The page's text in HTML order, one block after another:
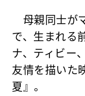
母親同士が
で、生まれる
ナ、ティビー
友情を描いた
夏』。